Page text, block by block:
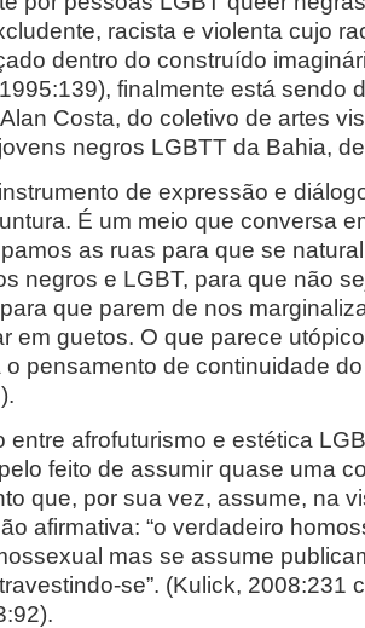
racista e violenta cujo
dentro do construído
finalmente está sendo
Costa, do coletivo de artes
negros LGBTT da Bahia,
de expressão e
É um meio que conversa
as ruas para que se
negros e LGBT, para que não
que parem de nos
em guetos. O que parece
o pensamento de continuidade
entre afrofuturismo e estética
feito de assumir quase uma
que, por sua vez, assume, na
afirmativa: “o verdadeiro
mas se assume
travestindo-se”. (Kulick, 2008:231